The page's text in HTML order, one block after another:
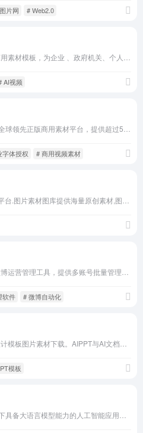
片网 # Web2.0
AI视频
字体授权 # 商用视频素材
软件 # 微博自动化
模板